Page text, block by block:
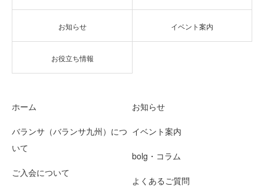
お知らせ イベント案内
お役立ち情報
ホーム
バランサ（バランサ九州）につ
いて
ご入会について
お知らせ
イベント案内
bolg・コラム
よくあるご質問